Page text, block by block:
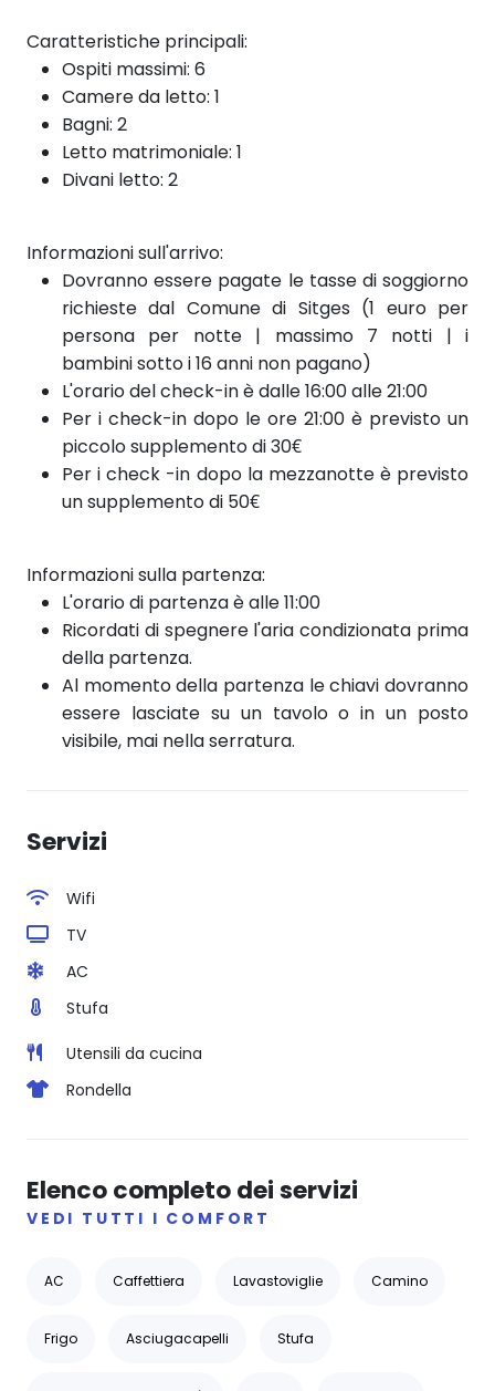
Caratteristiche principali:
Ospiti massimi: 6
Camere da letto: 1
Bagni: 2
Letto matrimoniale: 1
Divani letto: 2
Informazioni sull'arrivo:
Dovranno essere pagate le tasse di soggiorno
richieste dal Comune di Sitges (1 euro per
persona per notte | massimo 7 notti | i
bambini sotto i 16 anni non pagano)
L'orario del check-in è dalle 16:00 alle 21:00
Per i check-in dopo le ore 21:00 è previsto un
piccolo supplemento di 30€
Per i check -in dopo la mezzanotte è previsto
un supplemento di 50€
Informazioni sulla partenza:
L'orario di partenza è alle 11:00
Ricordati di spegnere l'aria condizionata prima
della partenza.
Al momento della partenza le chiavi dovranno
essere lasciate su un tavolo o in un posto
visibile, mai nella serratura.
Servizi
Wifi
TV
AC
Stufa
Utensili da cucina
Rondella
Elenco completo dei servizi
VEDI TUTTI I COMFORT
AC Caffettiera Lavastoviglie Camino
Frigo Asciugacapelli Stufa